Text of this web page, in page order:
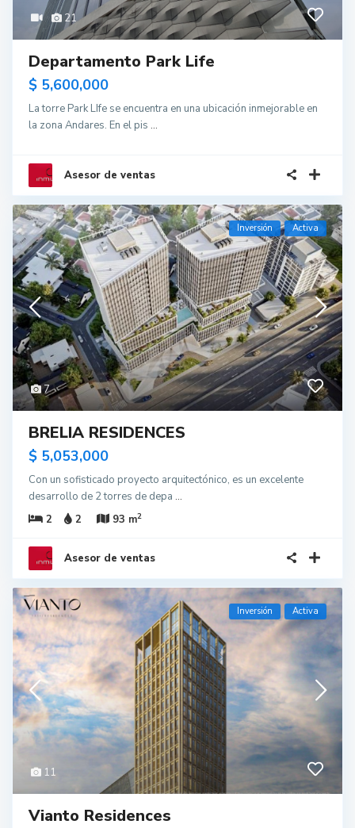
21
Departamento Park Life
$ 5,600,000
La torre Park LIfe se encuentra en una ubicación inmejorable en
la zona Andares. En el pis ...
Asesor de ventas
7
Inversión Activa
BRELIA RESIDENCES
$ 5,053,000
Con un sofisticado proyecto arquitectónico, es un excelente
desarrollo de 2 torres de depa ...
2
2 93 m2
Asesor de ventas
11
Inversión Activa
Vianto Residences